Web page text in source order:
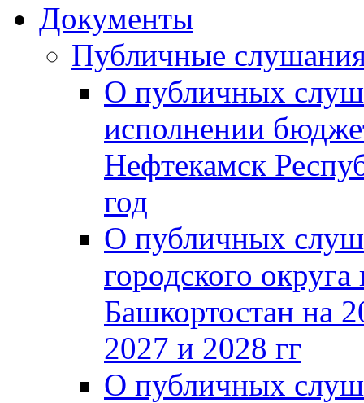
Документы
Публичные
О публичных
исполнении
Нефтекамск
год
О публичных
городского
Башкортостан на
2027 и 2028 гг
О публичных